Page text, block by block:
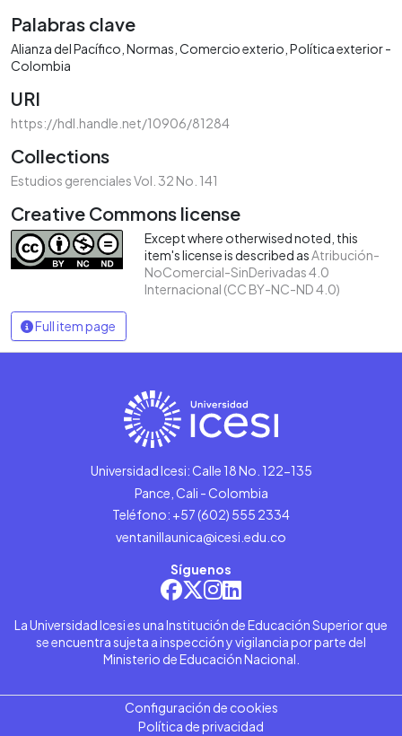
Palabras clave
Alianza del Pacífico Normas Comercio exterio Política exterior -
Colombia
URI
https://hdl.handle.net/10906/81284
Collections
Estudios gerenciales Vol. 32 No. 141
Creative Commons license
Except where otherwised noted, this
item's license is described asAtribución-
NoComercial-SinDerivadas 4.0
Internacional (CC BY-NC-ND 4.0)
Full item page
Universidad Icesi: Calle 18 No. 122-135
Pance, Cali - Colombia
Teléfono: +57 (602) 555 2334
ventanillaunica@icesi.edu.co
Síguenos
La Universidad Icesi es una Institución de Educación Superior que
se encuentra sujeta a inspección y vigilancia por parte del
Ministerio de Educación Nacional.
Configuración de cookies
Política de privacidad